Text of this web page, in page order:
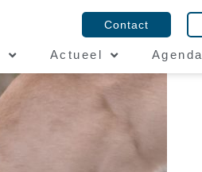
Contact
Actueel Agenda